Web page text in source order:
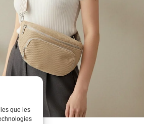
que les